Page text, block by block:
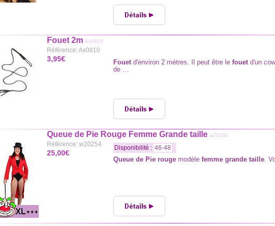
Fouet 2m Ax0810
Référence: Ax0810
Fouetd'environ 2 mètres. Il peut être le fouetd'un
de …
3,95€
Queue de Pie Rouge Femme Grande taille w20254
Référence: w20254 Disponibilité : 46-48
Queue de Pie rouge modèle femme grande taille.
25,00€